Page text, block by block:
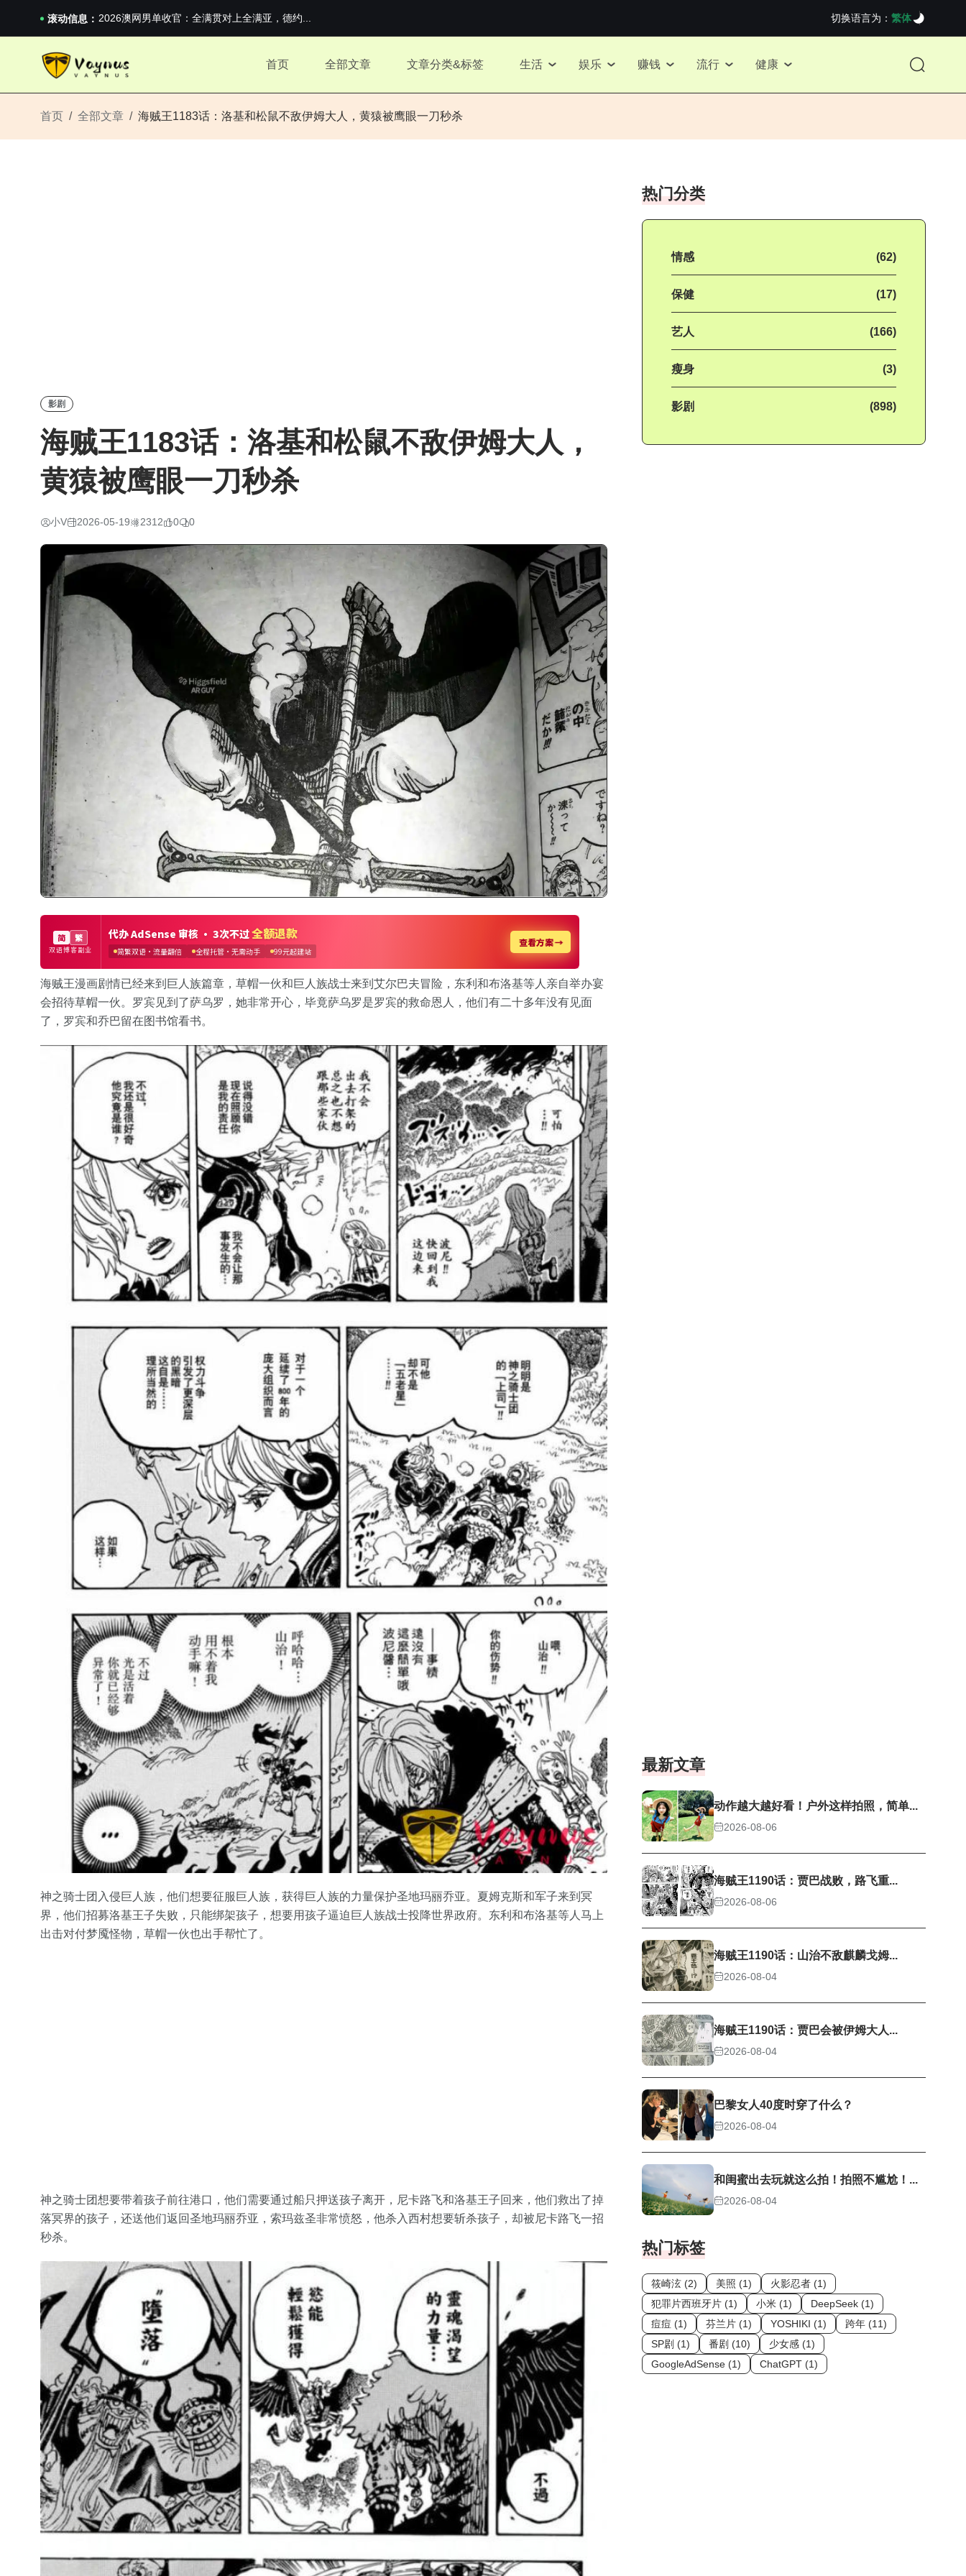
滚动信息： 《巅峰守卫 Highguard》正式上线，官...
iPhone 16e 发布，苹果你不要太离谱
《巅峰守卫 Highguard》正式上线，官...
切换语言为： 繁体
首页 全部文章 文章分类&标签 生活 娱乐 赚钱 流行 健康
首页 全部文章 海贼王1183话：洛基和松鼠不敌伊姆大人，黄猿被鹰眼一刀秒杀
影剧
海贼王1183话：洛基和松鼠不敌伊姆大人，
黄猿被鹰眼一刀秒杀
小V 2026-05-19 2312 0 0
海贼王漫画剧情已经来到巨人族篇章，草帽一伙和巨人族战士来到艾尔巴夫冒险，东利和布洛基等人亲自举办宴
会招待草帽一伙。罗宾见到了萨乌罗，她非常开心，毕竟萨乌罗是罗宾的救命恩人，他们有二十多年没有见面
了，罗宾和乔巴留在图书馆看书。
神之骑士团入侵巨人族，他们想要征服巨人族，获得巨人族的力量保护圣地玛丽乔亚。夏姆克斯和军子来到冥
界，他们招募洛基王子失败，只能绑架孩子，想要用孩子逼迫巨人族战士投降世界政府。东利和布洛基等人马上
出击对付梦魇怪物，草帽一伙也出手帮忙了。
神之骑士团想要带着孩子前往港口，他们需要通过船只押送孩子离开，尼卡路飞和洛基王子回来，他们救出了掉
落冥界的孩子，还送他们返回圣地玛丽乔亚，索玛兹圣非常愤怒，他杀入西村想要斩杀孩子，却被尼卡路飞一招
秒杀。
热门分类
情感 (62)
保健 (17)
艺人 (166)
瘦身 (3)
影剧 (898)
最新文章
动作越大越好看！户外这样拍照，简单...
2026-08-06
海贼王1190话：贾巴战败，路飞重...
2026-08-06
海贼王1190话：山治不敌麒麟戈姆...
2026-08-04
海贼王1190话：贾巴会被伊姆大人...
2026-08-04
巴黎女人40度时穿了什么？
2026-08-04
和闺蜜出去玩就这么拍！拍照不尴尬！...
2026-08-04
热门标签
筱崎泫 (2) 美照 (1)
火影忍者 (1)
犯罪片西班牙片 (1)
小米 (1)
DeepSeek (1)
痘痘 (1)
芬兰片 (1) YOSHIKI (1)
跨年 (11)
SP剧 (1)
番剧 (10)
少女感 (1)
GoogleAdSense (1)
ChatGPT (1)